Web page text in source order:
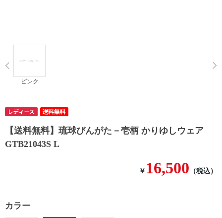
ピンク
Prev
【送料無料】琉球びんがた－壱柄 かりゆしウェア
GTB21043S L
￥ 16,500 （税込）
カラー